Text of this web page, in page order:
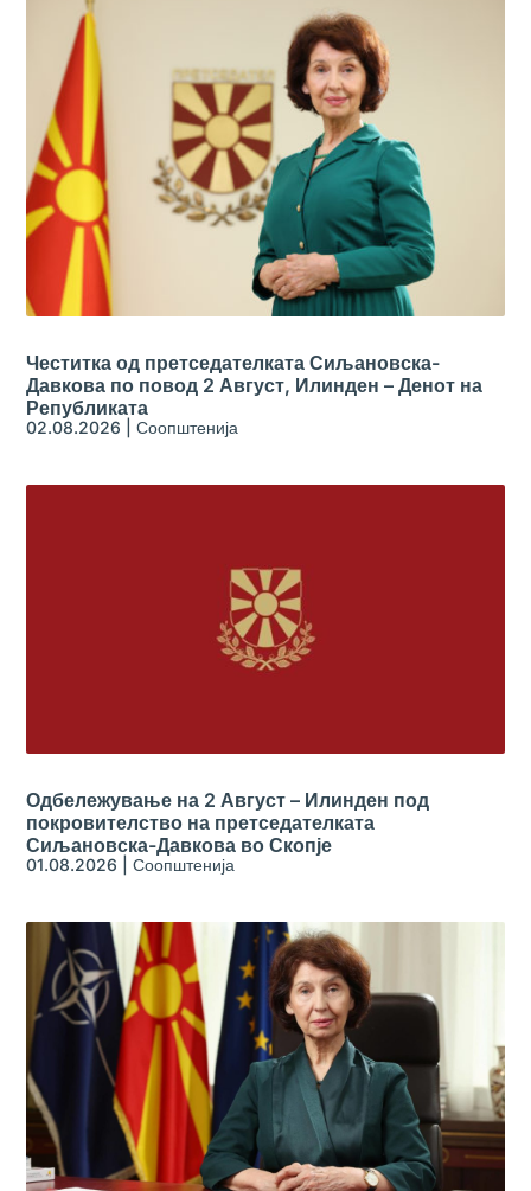
Честитка од претседателката Сиљановска-
Давкова по повод 2 Август, Илинден – Денот на
Републиката
02.08.2026 |Соопштенија
Одбележување на 2 Август – Илинден под
покровителство на претседателката
Сиљановска-Давкова во Скопје
01.08.2026 |Соопштенија